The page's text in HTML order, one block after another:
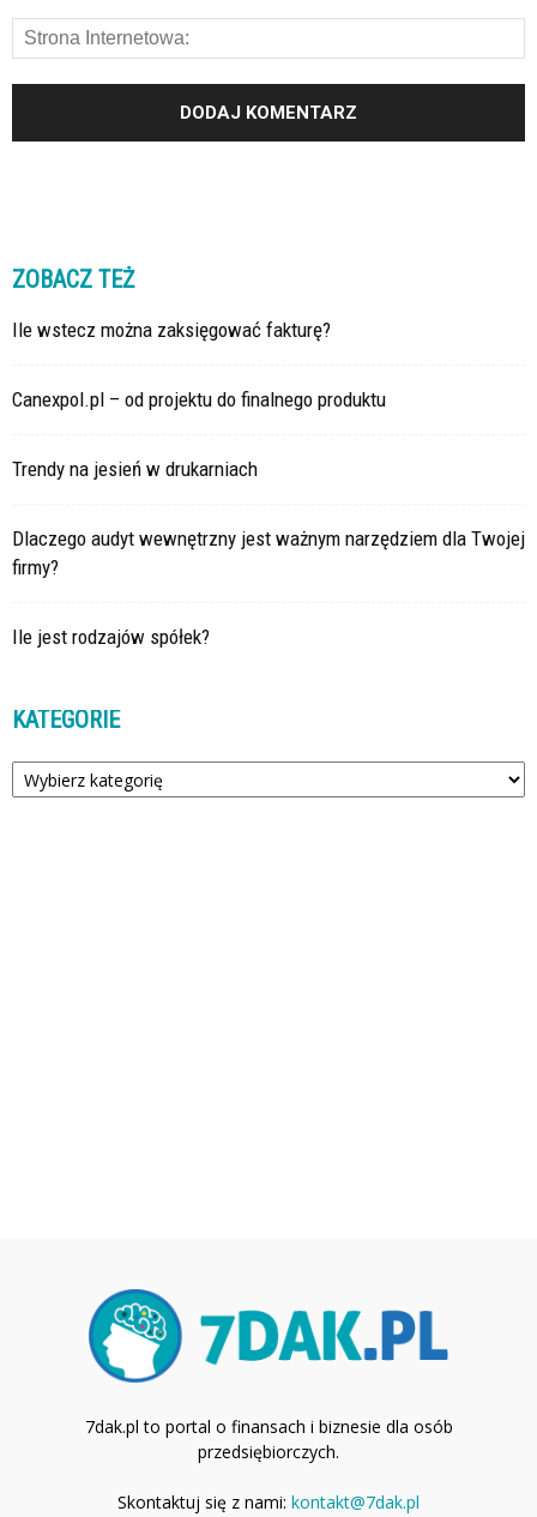
ZOBACZ TEŻ
Ile wstecz można zaksięgować fakturę?
Canexpol.pl – od projektu do finalnego produktu
Trendy na jesień w drukarniach
Dlaczego audyt wewnętrzny jest ważnym narzędziem dla Twojej
firmy?
Ile jest rodzajów spółek?
KATEGORIE
Kategorie
7dak.pl to portal o finansach i biznesie dla osób
przedsiębiorczych.
Skontaktuj się z nami: kontakt@7dak.pl